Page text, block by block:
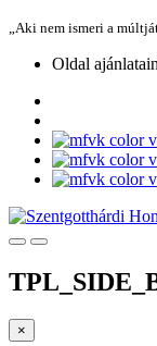
„Aki nem ismeri a
Oldal
×